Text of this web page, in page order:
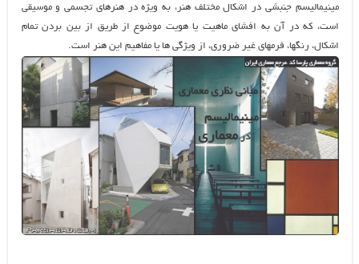
مینیمالیسم جنبشی در اشکال مختلف هنر، به ویژه در هنرهای تجسمی و موسیقی
است، که در آن به افشای ماهیت یا هویت موضوع از طریق از بین بردن تمام
اشکال، رنگها، فرمهای غیر ضروری، از ویژگی ها یا مفاهیم این هنر است.